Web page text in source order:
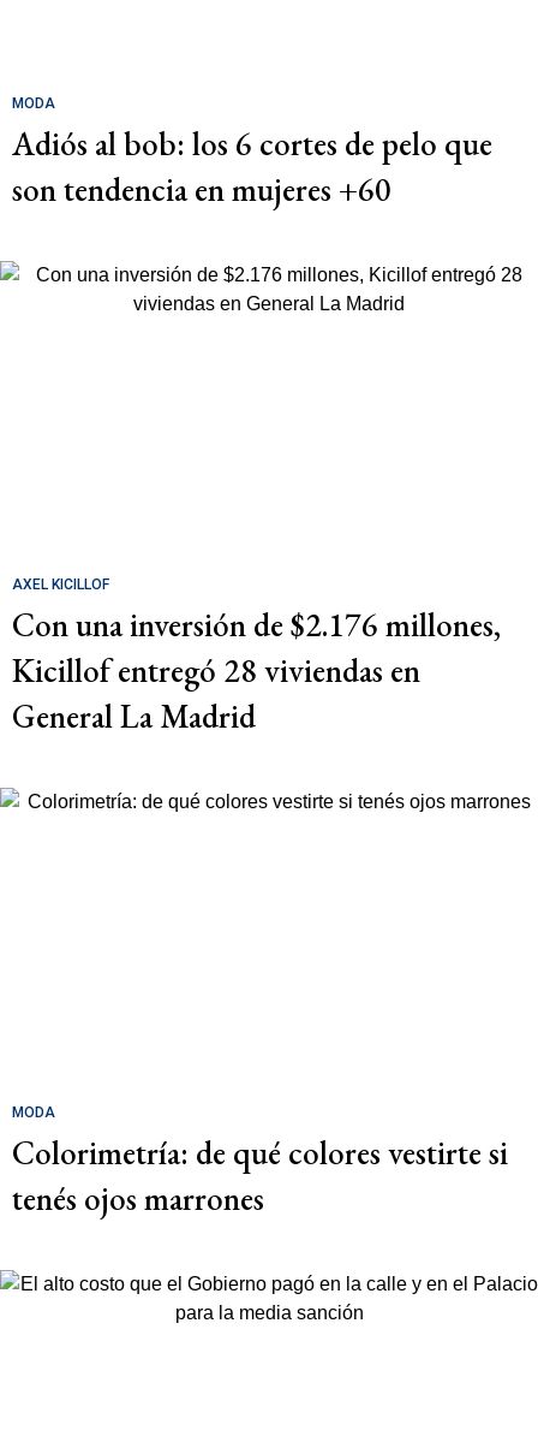
MODA
Adiós al bob: los 6 cortes de pelo que
son tendencia en mujeres +60
AXEL KICILLOF
Con una inversión de $2.176 millones,
Kicillof entregó 28 viviendas en
General La Madrid
MODA
Colorimetría: de qué colores vestirte si
tenés ojos marrones